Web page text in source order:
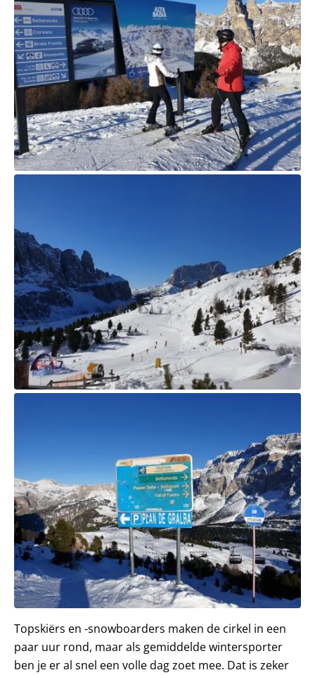
Topskiërs en -snowboarders maken de cirkel in een
paar uur rond, maar als gemiddelde wintersporter
ben je er al snel een volle dag zoet mee. Dat is zeker